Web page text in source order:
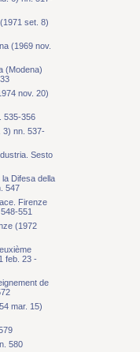
set. 8)
(1969 nov.
(Modena)
nov. 20)
535-356
3) nn. 537-
Sesto
Difesa della
547
Firenze
551
(1972
feb. 23 -
de
mar. 15)
580